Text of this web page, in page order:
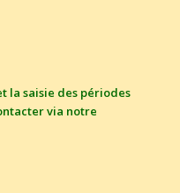
la saisie des périodes
via notre